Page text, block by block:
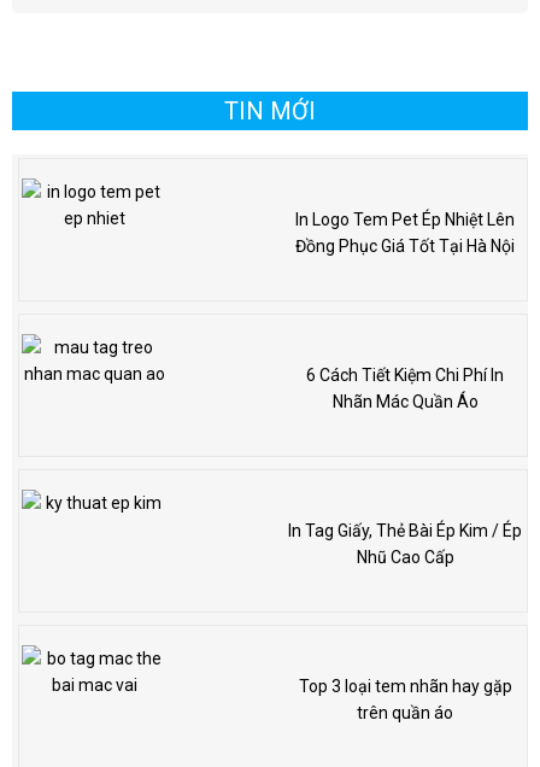
TIN MỚI
In Logo Tem Pet Ép Nhiệt Lên
Đồng Phục Giá Tốt Tại Hà Nội
6 Cách Tiết Kiệm Chi Phí In
Nhãn Mác Quần Áo
In Tag Giấy, Thẻ Bài Ép Kim / Ép
Nhũ Cao Cấp
Top 3 loại tem nhãn hay gặp
trên quần áo